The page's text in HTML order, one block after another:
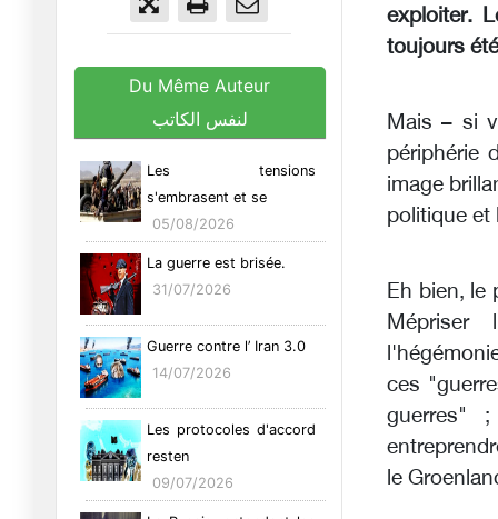
Du Même Auteur
لنفس الكاتب
Les tensions
s'embrasent et se
05/08/2026
La guerre est brisée.
31/07/2026
Guerre contre l’ Iran 3.0
14/07/2026
Les protocoles d'accord
resten
09/07/2026
exploiter.
toujours
Mais – si
périphérie
image
politique et
Eh bien, le
Mépriser
ces
guerres"
le